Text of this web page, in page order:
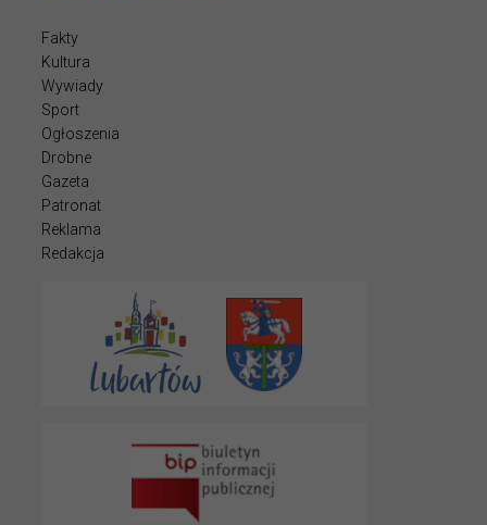
Fakty
Kultura
Wywiady
Sport
Ogłoszenia
Drobne
Gazeta
Patronat
Reklama
Redakcja